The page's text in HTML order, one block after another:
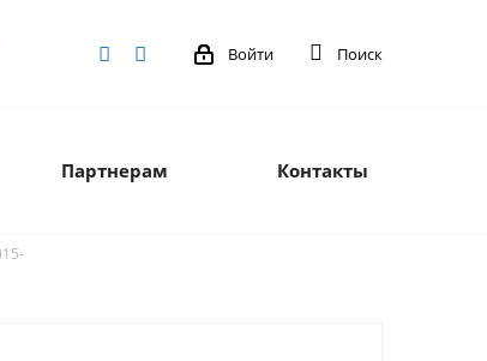
Войти Поиск
Партнерам Контакты